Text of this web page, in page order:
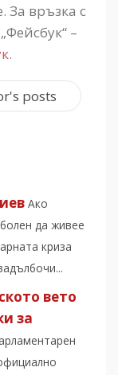
За връзка с
–
.
posts
Ако
да живее
криза
вето
за